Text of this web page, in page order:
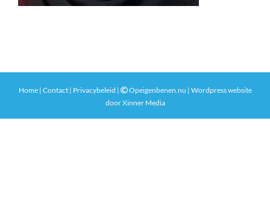
Home| Contact| Privacybeleid |
Opeigenbenen.nu | Wordpress website
doorXinner Media